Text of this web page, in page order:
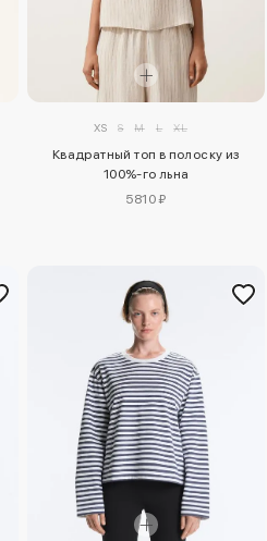
XS S M L XL
Квадратный топ в полоску из
100%-го льна
5810 ₽